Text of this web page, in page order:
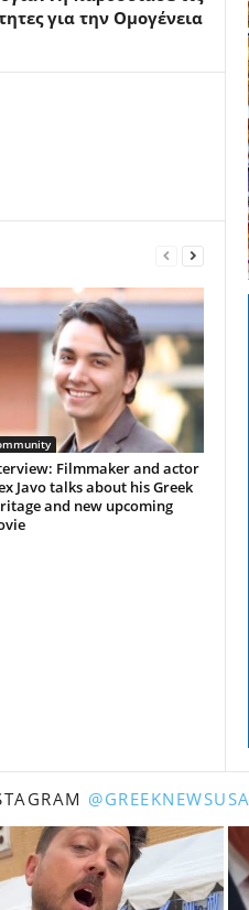
για την Ομογένεια
Filmmaker and actor
Javo talks about his Greek
and new upcoming
@GREEKNEWSUSA